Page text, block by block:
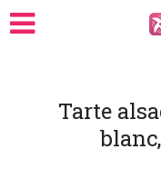
Tarte